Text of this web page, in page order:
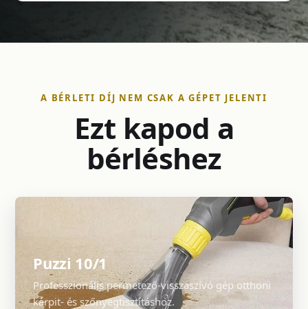
A BÉRLETI DÍJ NEM CSAK A GÉPET JELENTI
Ezt kapod a
bérléshez
Puzzi 10/1
Professzionális permetező-visszaszívó gép otthoni
kárpit- és szőnyegtisztításhoz.